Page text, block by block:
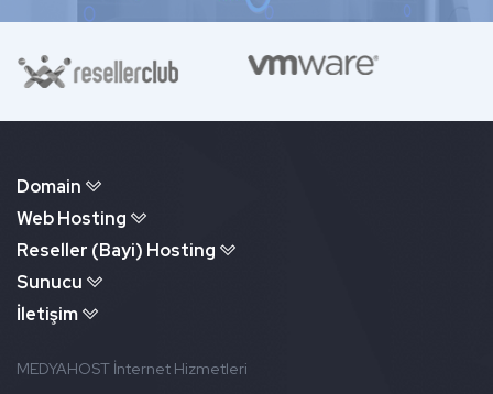
Domain
Web Hosting
Reseller (Bayi) Hosting
Sunucu
İletişim
MEDYAHOST İnternet Hizmetleri